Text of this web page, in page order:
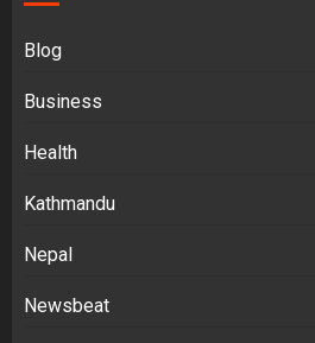
Blog
Business
Health
Kathmandu
Nepal
Newsbeat